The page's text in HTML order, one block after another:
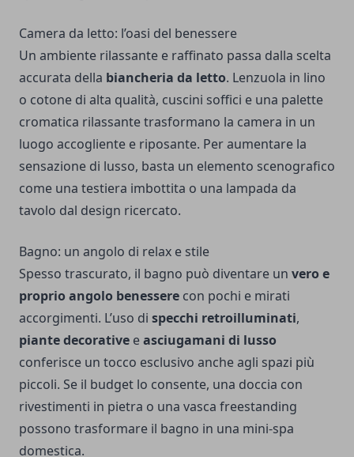
Camera da letto: l’oasi del benessere
Un ambiente rilassante e raffinato passa dalla scelta
accurata della biancheria da letto. Lenzuola in lino
o cotone di alta qualità, cuscini soffici e una palette
cromatica rilassante trasformano la camera in un
luogo accogliente e riposante. Per aumentare la
sensazione di lusso, basta un elemento scenografico
come una testiera imbottita o una lampada da
tavolo dal design ricercato.
Bagno: un angolo di relax e stile
Spesso trascurato, il bagno può diventare un vero e
proprio angolo benessere con pochi e mirati
accorgimenti. L’uso di specchi retroilluminati,
piante decorative easciugamani di lusso
conferisce un tocco esclusivo anche agli spazi più
piccoli. Se il budget lo consente, una doccia con
rivestimenti in pietra o una vasca freestanding
possono trasformare il bagno in una mini-spa
domestica.